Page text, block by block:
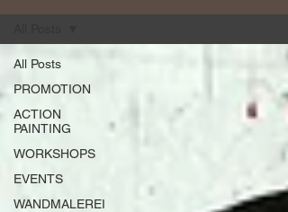
All Posts
PROMOTION
ACTION
PAINTING
WORKSHOPS
EVENTS
WANDMALEREI